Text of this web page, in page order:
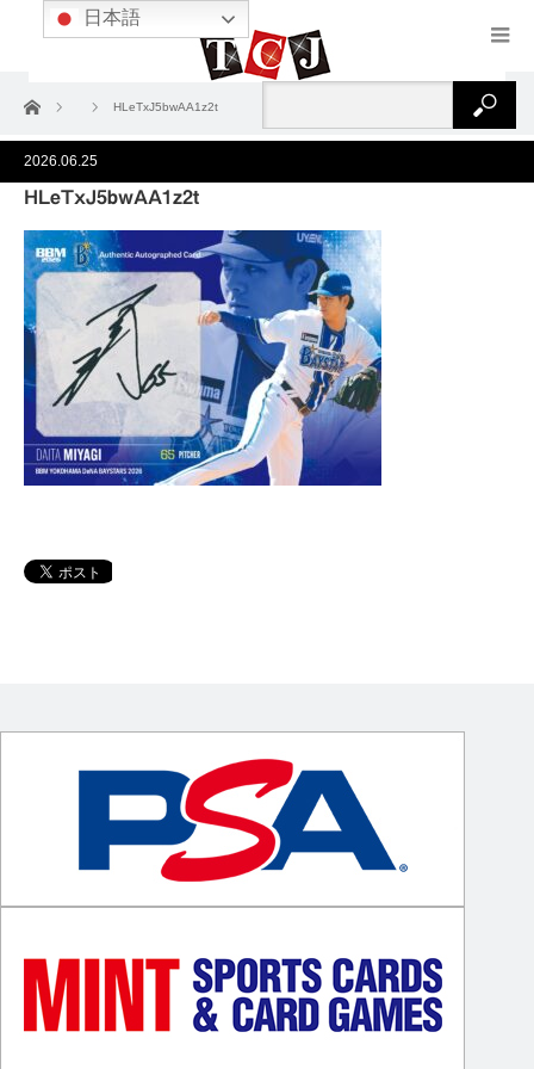
ホーム HLeTxJ5bwAA1z2t
2026.06.25
HLeTxJ5bwAA1z2t
日本語